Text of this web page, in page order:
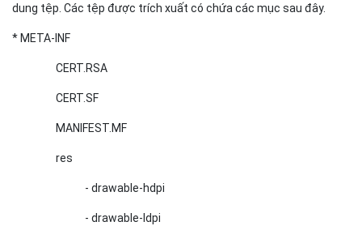
dung tệp. Các tệp được trích xuất có chứa các mục sau đây.
* META-INF
CERT.RSA
CERT.SF
MANIFEST.MF
res
- drawable-hdpi
- drawable-ldpi